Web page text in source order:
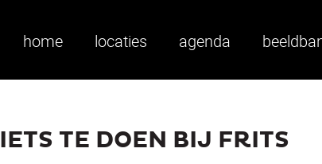
home locaties agenda
IETS TE DOEN BIJ FRITS